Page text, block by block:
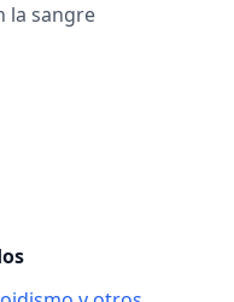
la sangre